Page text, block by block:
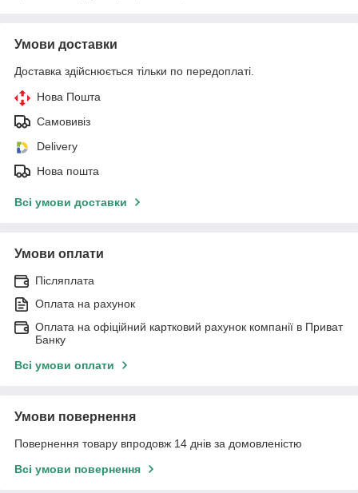
Умови доставки
Доставка здійснюється тільки по передоплаті.
Нова Пошта
Самовивіз
Delivery
Нова пошта
Всі умови доставки
Умови оплати
Післяплата
Оплата на рахунок
Оплата на офіційний картковий рахунок компанії в Приват
Банку
Всі умови оплати
Умови повернення
Повернення товару впродовж 14 днів за домовленістю
Всі умови повернення